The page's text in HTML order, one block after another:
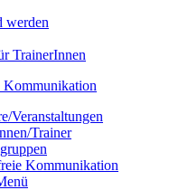
werden
TrainerInnen
Veranstaltungen
Trainer
Kommunikation